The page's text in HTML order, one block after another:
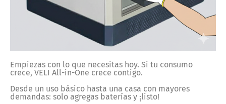
Empiezas con lo que necesitas hoy. Si tu consumo
crece, VELI All-in-One crece contigo.
Desde un uso básico hasta una casa con mayores
demandas: solo agregas baterías y ¡listo!